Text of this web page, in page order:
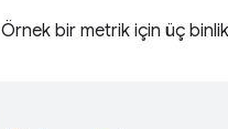
Örnek bir metrik için üç